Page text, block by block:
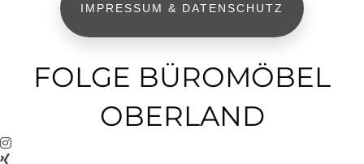
IMPRESSUM & DATENSCHUTZ
FOLGE BÜROMÖBEL
OBERLAND